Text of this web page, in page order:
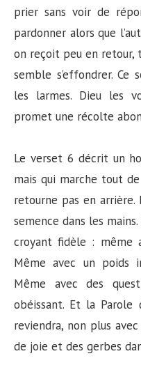
prier sans voir de
pardonner alors que
on reçoit peu en
semble s’effondrer. Ce
les larmes. Dieu les
promet une récolte
Le verset 6 décrit un
mais qui marche tout
retourne pas en
semence dans les
croyant fidèle : même
Même avec un poids
Même avec des
obéissant. Et la Parole
reviendra, non plus
de joie et des gerbes